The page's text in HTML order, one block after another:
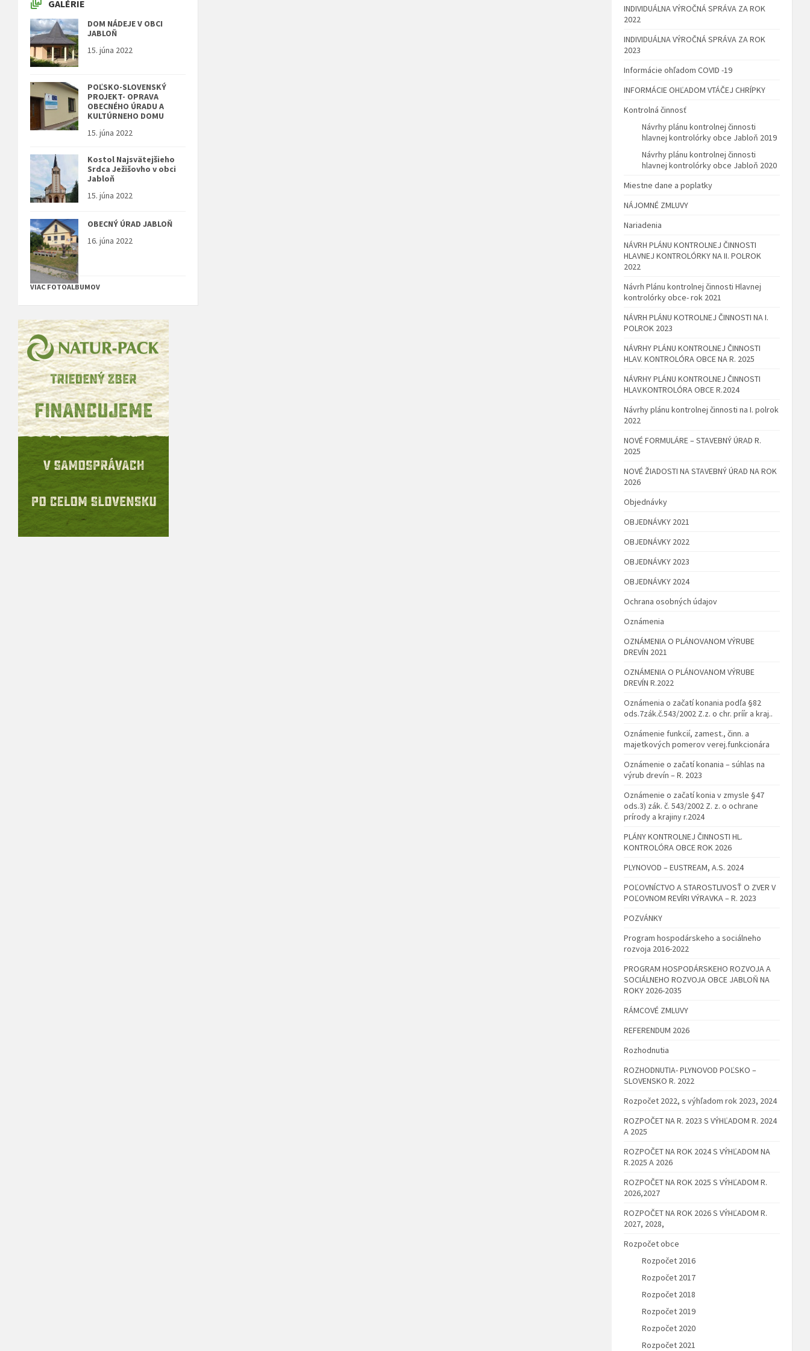
GALÉRIE
DOM NÁDEJE V OBCI
JABLOŇ
15. júna 2022
POĽSKO-SLOVENSKÝ
PROJEKT- OPRAVA
OBECNÉHO ÚRADU A
KULTÚRNEHO DOMU
15. júna 2022
Kostol Najsvätejšieho
Srdca Ježišovho v obci
Jabloň
15. júna 2022
OBECNÝ ÚRAD JABLOŇ
16. júna 2022
VIAC FOTOALBUMOV
INDIVIDUÁLNA VÝROČNÁ SPRÁVA ZA ROK
2022
INDIVIDUÁLNA VÝROČNÁ SPRÁVA ZA ROK
2023
Informácie ohľadom COVID -19
INFORMÁCIE OHĽADOM VTÁČEJ CHRÍPKY
Kontrolná činnosť
Návrhy plánu kontrolnej činnosti
hlavnej kontrolórky obce Jabloň 2019
Návrhy plánu kontrolnej činnosti
hlavnej kontrolórky obce Jabloň 2020
Miestne dane a poplatky
NÁJOMNÉ ZMLUVY
Nariadenia
NÁVRH PLÁNU KONTROLNEJ ČINNOSTI
HLAVNEJ KONTROLÓRKY NA II. POLROK
2022
Návrh Plánu kontrolnej činnosti Hlavnej
kontrolórky obce- rok 2021
NÁVRH PLÁNU KOTROLNEJ ČINNOSTI NA I.
POLROK 2023
NÁVRHY PLÁNU KONTROLNEJ ČINNOSTI
HLAV. KONTROLÓRA OBCE NA R. 2025
NÁVRHY PLÁNU KONTROLNEJ ČINNOSTI
HLAV.KONTROLÓRA OBCE R.2024
Návrhy plánu kontrolnej činnosti na I. polrok
2022
NOVÉ FORMULÁRE – STAVEBNÝ ÚRAD R.
2025
NOVÉ ŽIADOSTI NA STAVEBNÝ ÚRAD NA ROK
2026
Objednávky
OBJEDNÁVKY 2021
OBJEDNÁVKY 2022
OBJEDNÁVKY 2023
OBJEDNÁVKY 2024
Ochrana osobných údajov
Oznámenia
OZNÁMENIA O PLÁNOVANOM VÝRUBE
DREVÍN 2021
OZNÁMENIA O PLÁNOVANOM VÝRUBE
DREVÍN R.2022
Oznámenia o začatí konania podľa §82
ods.7zák.č.543/2002 Z.z. o chr. príír a kraj..
Oznámenie funkcií, zamest., činn. a
majetkových pomerov verej.funkcionára
Oznámenie o začatí konania – súhlas na
výrub drevín – R. 2023
Oznámenie o začatí konia v zmysle §47
ods.3) zák. č. 543/2002 Z. z. o ochrane
prírody a krajiny r.2024
PLÁNY KONTROLNEJ ČINNOSTI HL.
KONTROLÓRA OBCE ROK 2026
PLYNOVOD – EUSTREAM, A.S. 2024
POĽOVNÍCTVO A STAROSTLIVOSŤ O ZVER V
POĽOVNOM REVÍRI VÝRAVKA – R. 2023
POZVÁNKY
Program hospodárskeho a sociálneho
rozvoja 2016-2022
PROGRAM HOSPODÁRSKEHO ROZVOJA A
SOCIÁLNEHO ROZVOJA OBCE JABLOŇ NA
ROKY 2026-2035
RÁMCOVÉ ZMLUVY
REFERENDUM 2026
Rozhodnutia
ROZHODNUTIA- PLYNOVOD POĽSKO –
SLOVENSKO R. 2022
Rozpočet 2022, s výhľadom rok 2023, 2024
ROZPOČET NA R. 2023 S VÝHĽADOM R. 2024
A 2025
ROZPOČET NA ROK 2024 S VÝHĽADOM NA
R.2025 A 2026
ROZPOČET NA ROK 2025 S VÝHĽADOM R.
2026,2027
ROZPOČET NA ROK 2026 S VÝHĽADOM R.
2027, 2028,
Rozpočet obce
Rozpočet 2016
Rozpočet 2017
Rozpočet 2018
Rozpočet 2019
Rozpočet 2020
Rozpočet 2021